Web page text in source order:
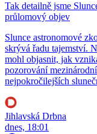
Tak detailně jsme
průlomový objev
Slunce astronomové
skrývá řadu tajemství.
mohl objasnit, jak
pozorování
nejpokročilejších
Jihlavská Drbna
dnes, 18:01